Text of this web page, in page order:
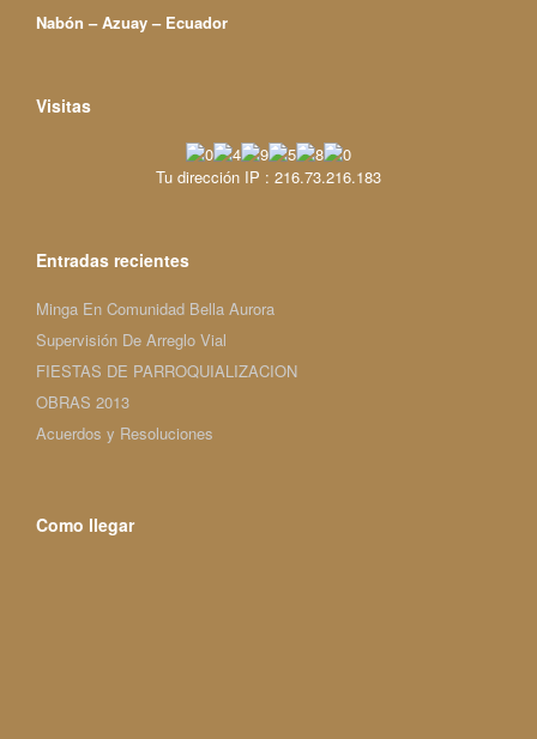
Nabón – Azuay – Ecuador
Visitas
Tu dirección IP : 216.73.216.183
Entradas recientes
Minga En Comunidad Bella Aurora
Supervisión De Arreglo Vial
FIESTAS DE PARROQUIALIZACION
OBRAS 2013
Acuerdos y Resoluciones
Como llegar